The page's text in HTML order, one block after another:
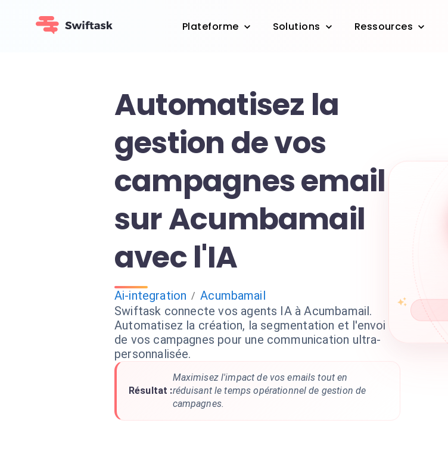
Plateforme Solutions Ressources
Automatisez la
gestion de vos
campagnes email
sur Acumbamail
avec l'IA
Ai-integration / Acumbamail
Swiftask connecte vos agents IA à Acumbamail.
Automatisez la création, la segmentation et l'envoi
de vos campagnes pour une communication ultra-
personnalisée.
Résultat :
Maximisez l'impact de vos emails tout en
réduisant le temps opérationnel de gestion de
campagnes.